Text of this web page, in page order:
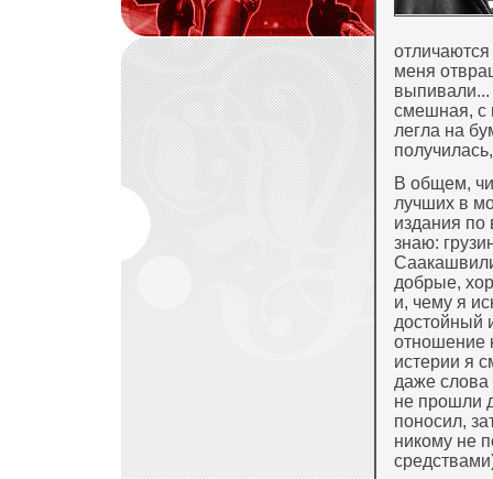
меня
выпивали...
смешная, с
легла на
В общем,
лучших в
издания по
знаю:
добрые,
и, чему я
достойный
отношение
истерии я
даже слова
не прошли
поносил,
никому не